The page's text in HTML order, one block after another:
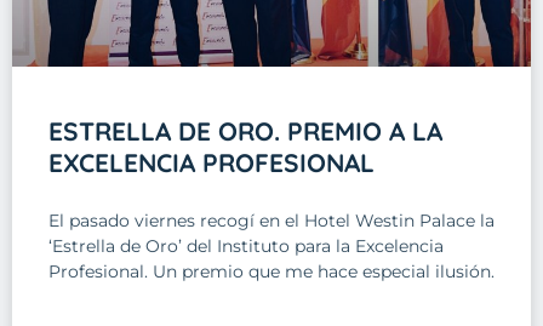
ESTRELLA DE ORO. PREMIO A LA
EXCELENCIA PROFESIONAL
El pasado viernes recogí en el Hotel Westin Palace la
‘Estrella de Oro’ del Instituto para la Excelencia
Profesional. Un premio que me hace especial ilusión.